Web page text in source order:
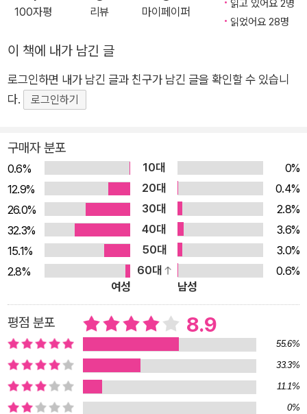
노년 여성들의 표정까지도 생생하게 담아냅니다. 이 책은 언
다. 무사히 살아남아 할머니가 되는 것이 꿈인 저자는 말합니다.
“할머니들은 잘 묻는다. 모르는 사람의 장바구니부터 잘 안 보이
는 작은 숫자까지. 나는 그 질문들에 대답을 잘하는 사람이 되고
싶다. 나아가 질문을 잘하는 사람이 되고 싶다”고요. 계절의
니』와 함께 나의 아름다운 변화를 발견, 혹은 발명해보는 건 어떨
까요.
100자평 리뷰 마이페이퍼
읽고 있어요 2명
읽었어요 28명
이 책에 내가 남긴 글
로그인하면 내가 남긴 글과 친구가 남긴 글을 확인할 수 있습니
다.
로그인하기
구매자 분포
0.6% 10대
0%
12.9%
20대
0.4%
26.0%
30대
2.8%
32.3%
40대
3.6%
15.1%
50대
3.0%
2.8%
60대
0.6%
여성
남성
평점 분포 8.9
55.6%
33.3%
11.1%
0%